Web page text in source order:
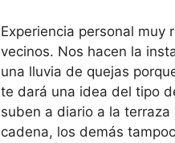
Experiencia personal
vecinos. Nos hacen la
una lluvia de quejas
te dará una idea del tipo
suben a diario a la
cadena, los demás